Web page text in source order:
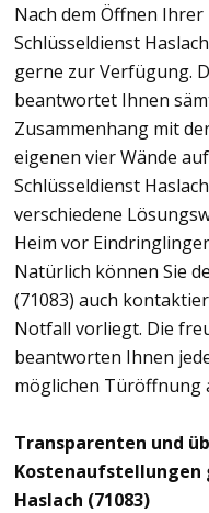
Nach dem Öffnen
Schlüsseldienst
gerne zur Verfügung.
beantwortet Ihnen
Zusammenhang mit
eigenen vier Wände
Schlüsseldienst
verschiedene
Heim vor
Natürlich können Sie
(71083) auch
Notfall vorliegt. Die
beantworten Ihnen
möglichen Türöffnung
Transparenten und
Kostenaufstellungen
Haslach (71083)